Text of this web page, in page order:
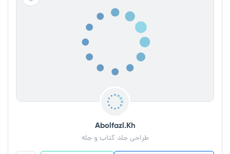
Abolfazl.Kh
طراحی جلد کتاب و جله